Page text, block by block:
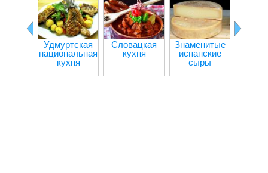
Удмуртская
национальная
кухня
Словацкая
кухня
Знаменитые
испанские
сыры